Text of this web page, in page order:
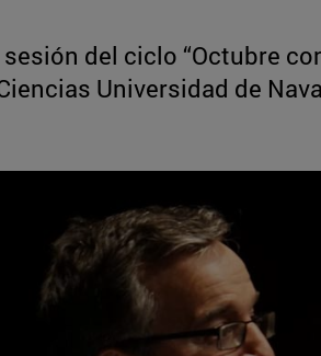
del ciclo “Octubre
Universidad de